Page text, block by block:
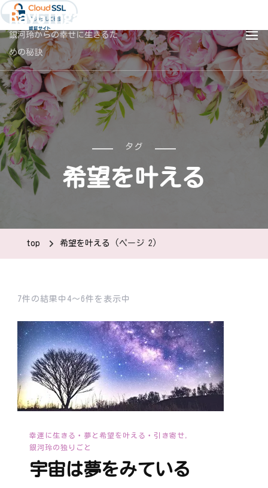
RayGingaBlog
銀河玲からの幸せに生きるた
めの秘訣
タグ
希望を叶える
top 希望を叶える (ページ 2)
7件の結果中4〜6件を表示中
幸運に生きる・夢と希望を叶える・引き寄せ
銀河玲の独りごと
宇宙は夢をみている